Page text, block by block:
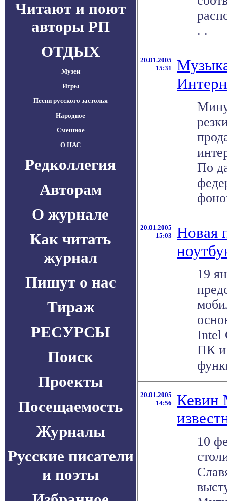
Читают и поют
авторы РП
ОТДЫХ
Музеи
Игры
Песни русского застолья
Народное
Смешное
О НАС
Редколлегия
Авторам
О журнале
Как читать
журнал
Пишут о нас
Тираж
РЕСУРСЫ
Поиск
Проекты
Посещаемость
Журналы
Русские писатели
и поэты
. .
20.01.2005
15:31
По
20.01.2005
15:03
Новая
19
Intel
ПК и
20.01.2005
14:56
Кевин
10